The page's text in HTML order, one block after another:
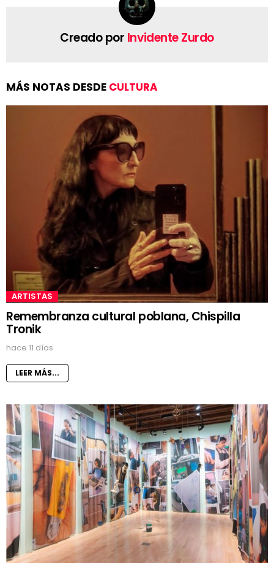
Creado por Invidente Zurdo
MÁS NOTAS DESDE CULTURA
ARTISTAS
Remembranza cultural poblana, Chispilla
Tronik
hace 11 días
LEER MÁS...